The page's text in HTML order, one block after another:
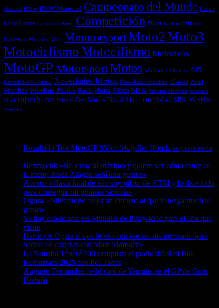
Acerbis BMW BMW Motorrad Campeonato del Mundo Casco
Moto Cascos Chaquetas Moto Competición Dakar Enduro Honda
Kawasaki Mercado Moto MmotorsportMoto2Moto3
MotociclismoMotocilismo Motocross
MotoGPMotorsportMotos Movilidad Eléctrica MX
Novedades Kawasaki Novedades Motos Novedades Scooters off-road Polini
Pruebas Pruebas Motos Raids Ropa Moto SBK Scooter Eléctrico Scooters
Shad superbikes Suzuki Test Motos Textil Moto Trial WorldSBK WSBK
Yamaha
Resultado Test MotoGP 850cc Mugello: Honda se pone seria
Bezzecchi: «No estoy al máximo y quiero ver cómo estoy en
la moto; desde Aragón será una guerra»
Acosta: «Hasta final de año soy piloto de KTM y lo daré todo
para conseguir mi primera victoria»
Ogura: «Silverstone no es un circuito al que le tenga muchas
ganas»
Ya hay calendario del Mundial de Rally-Raid para el año que
viene
Haro: «A Ogura sí que le veo con ese temple necesario para
batirse en carreras con Marc Márquez»
La Yamaha Ténéré 700 conquista el podio del Red Bull
Romaniacs 2026 con Pol Tarrés
Augusto Fernández, wild card de Yamaha en el GP de Gran
Bretaña